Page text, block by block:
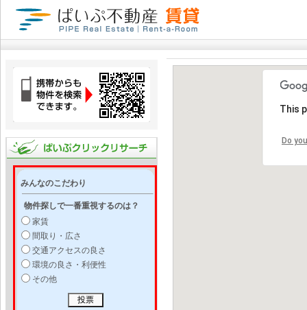
みんなのこだわり
物件探しで一番重視するのは？
家賃
間取り・広さ
交通アクセスの良さ
環境の良さ・利便性
その他
This
Do